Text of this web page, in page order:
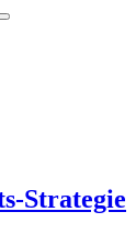
Strategie